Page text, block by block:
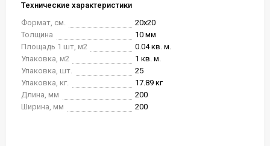
Технические характеристики
Формат, см.
20x20
Толщина
10 мм
Площадь 1 шт, м2
0.04 кв. м.
Упаковка, м2
1 кв. м.
Упаковка, шт.
25
Упаковка, кг.
17.89 кг
Длина, мм
200
Ширина, мм
200